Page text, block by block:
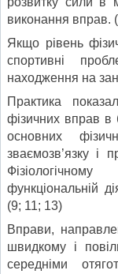
виконання вправ.
Якщо рівень
спортивні
находження на
Практика
фізичних вправ в
основних
зваємозв’язку і
функціональній
(9; 11; 13)
Вправи,
швидкому і
середніми